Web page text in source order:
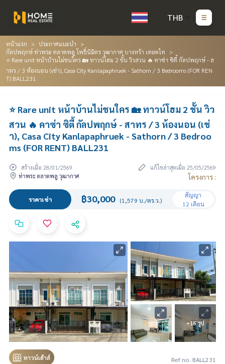
THB
หน้าแรก
ประกาศแนะนำ
กัลปพฤกษ์ ท่าพระ ตลาดพลู โพธิ์นิมิตร วุฒากาศ บางหว้า เทอดไท
⭐ Rare unit หน้าบ้านไม่ชนใคร 🏡 ทาวน์โฮม 2 ชั้น วิวสวน 🔥 คาซ่า ซิตี้ กัลปพฤกษ์ - ส
าทร / 3 ห้องนอน (เช่า), Casa City Kanlapaphruek - Sathorn / 3 Bedrooms (FOR REN
T) BALL231
⭐ Rare unit หน้าบ้านไม่ชนใคร 🏡 ทาวน์โฮม 2 ชั้น วิว
สวน 🔥 คาซ่า ซิตี้ กัลปพฤกษ์ - สาทร / 3 ห้องนอน (เช่
า), Casa City Kanlapaphruek - Sathorn / 3 Bedroo
ms (FOR RENT) BALL231
สร้างเมื่อ 28/01/2569
แก้ไขล่าสุดเมื่อ 25/05/2569
ท่าพระ ตลาดพลู วุฒากาศ
โครงการ :
ราคาเช่า ฿30,000 (1,579 บ./ตร.ว.)
สัญญา
12 เดือน
+16 รูป
ทาวน์เฮ้าส์ Ref no. BALL231